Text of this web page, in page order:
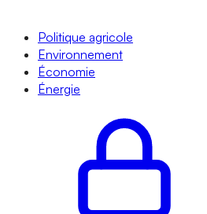
Politique agricole
Environnement
Économie
Énergie